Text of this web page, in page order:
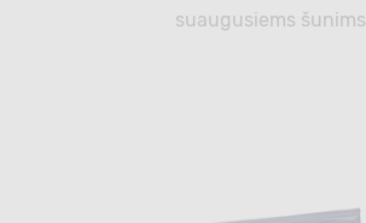
suaugusiems šunims